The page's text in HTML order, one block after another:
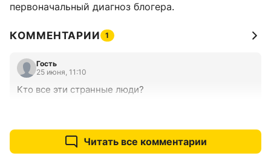
первоначальный диагноз блогера.
КОММЕНТАРИИ 1
Гость
25 июня, 11:10
Кто все эти странные люди?
Читать все комментарии